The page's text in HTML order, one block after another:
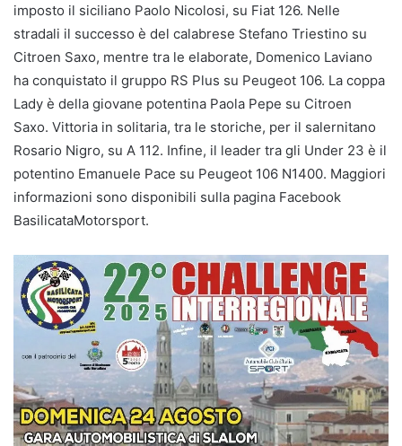
imposto il siciliano Paolo Nicolosi, su Fiat 126. Nelle
stradali il successo è del calabrese Stefano Triestino su
Citroen Saxo, mentre tra le elaborate, Domenico Laviano
ha conquistato il gruppo RS Plus su Peugeot 106. La coppa
Lady è della giovane potentina Paola Pepe su Citroen
Saxo. Vittoria in solitaria, tra le storiche, per il salernitano
Rosario Nigro, su A 112. Infine, il leader tra gli Under 23 è il
potentino Emanuele Pace su Peugeot 106 N1400. Maggiori
informazioni sono disponibili sulla pagina Facebook
BasilicataMotorsport.